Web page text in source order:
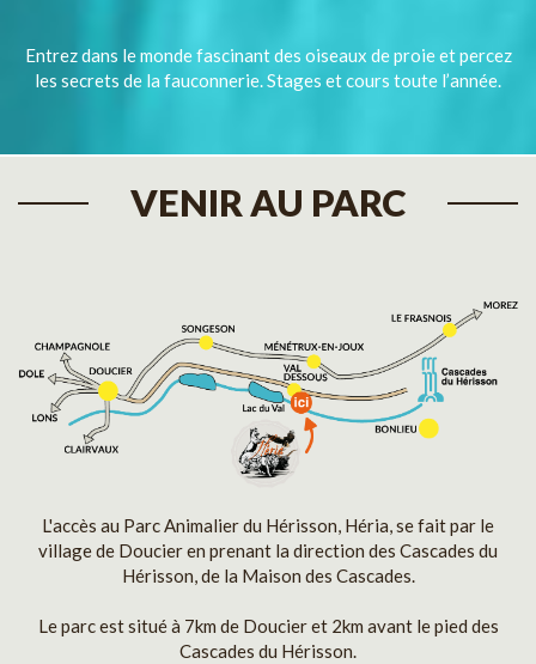
Entrez dans le monde fascinant des oiseaux de proie et percez
les secrets de la fauconnerie. Stages et cours toute l’année.
VENIR AU PARC
L'accès au Parc Animalier du Hérisson, Héria, se fait par le
village de Doucier en prenant la direction des Cascades du
Hérisson, de la Maison des Cascades.
Le parc est situé à 7km de Doucier et 2km avant le pied des
Cascades du Hérisson.